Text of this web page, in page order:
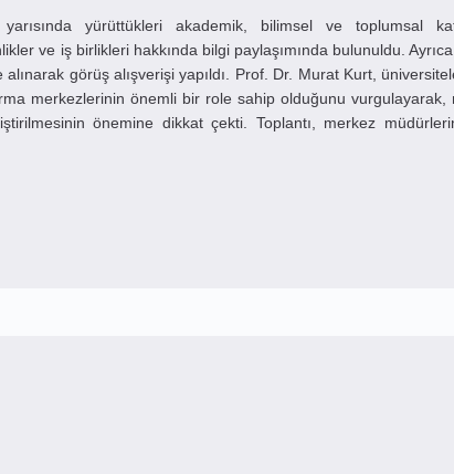
yürüttükleri akademik, bilimsel ve toplumsal
ve iş birlikleri hakkında bilgi paylaşımında bulunuldu.
görüş alışverişi yapıldı. Prof. Dr. Murat Kurt,
merkezlerinin önemli bir role sahip olduğunu vurgulayarak,
önemine dikkat çekti. Toplantı, merkez